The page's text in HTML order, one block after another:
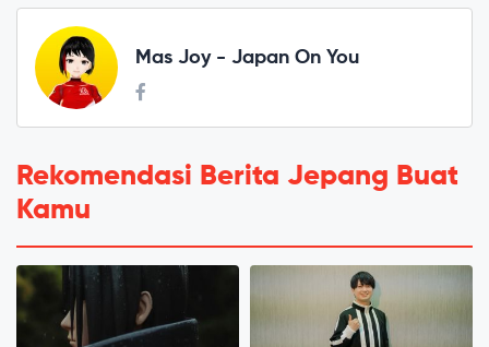
Mas Joy - Japan On You
Rekomendasi Berita Jepang Buat
Kamu